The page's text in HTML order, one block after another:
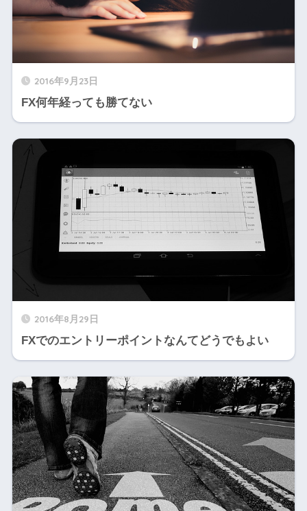
2016年9月23日
FX何年経っても勝てない
2016年8月29日
FXでのエントリーポイントなんてどうでもよい